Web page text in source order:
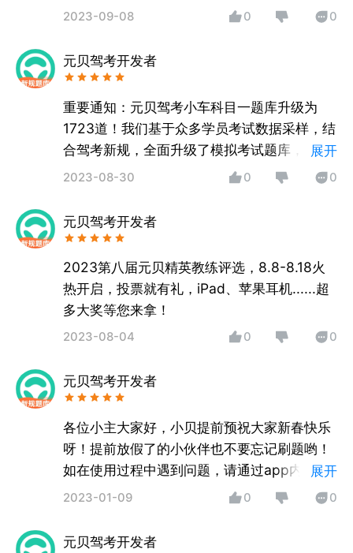
见反馈，客服随时为您服务哦！
2023-09-08 0 0
元贝驾考开发者
重要通知：元贝驾考小车科目一题库升级为
1723道！我们基于众多学员考试数据采样，结
合驾考新规，全面升级了模拟考试题库，升级
后的题库更精准，刷题更高效，备考更轻松！
展开
2023-08-30 0 0
元贝驾考开发者
2023第八届元贝精英教练评选，8.8-8.18火
热开启，投票就有礼，iPad、苹果耳机......超
多大奖等您来拿！
2023-08-04 0 0
元贝驾考开发者
各位小主大家好，小贝提前预祝大家新春快乐
呀！提前放假了的小伙伴也不要忘记刷题哟！
如在使用过程中遇到问题，请通过app内意见
反馈告知我们，客服随时为您服务哦！
展开
2023-01-09 0 0
元贝驾考开发者